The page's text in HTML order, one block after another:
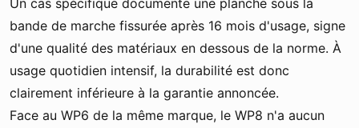
bande de marche fissurée après 16 mois d'usage, signe
d'une qualité des matériaux en dessous de la norme. À
usage quotidien intensif, la durabilité est donc
clairement inférieure à la garantie annoncée.
Face au WP6 de la même marque, le WP8 n'a aucun